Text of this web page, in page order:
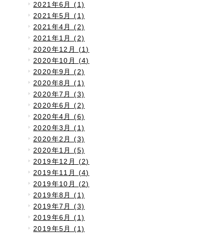
2021年6月 (1)
2021年5月 (1)
2021年4月 (2)
2021年1月 (2)
2020年12月 (1)
2020年10月 (4)
2020年9月 (2)
2020年8月 (1)
2020年7月 (3)
2020年6月 (2)
2020年4月 (6)
2020年3月 (1)
2020年2月 (3)
2020年1月 (5)
2019年12月 (2)
2019年11月 (4)
2019年10月 (2)
2019年8月 (1)
2019年7月 (3)
2019年6月 (1)
2019年5月 (1)